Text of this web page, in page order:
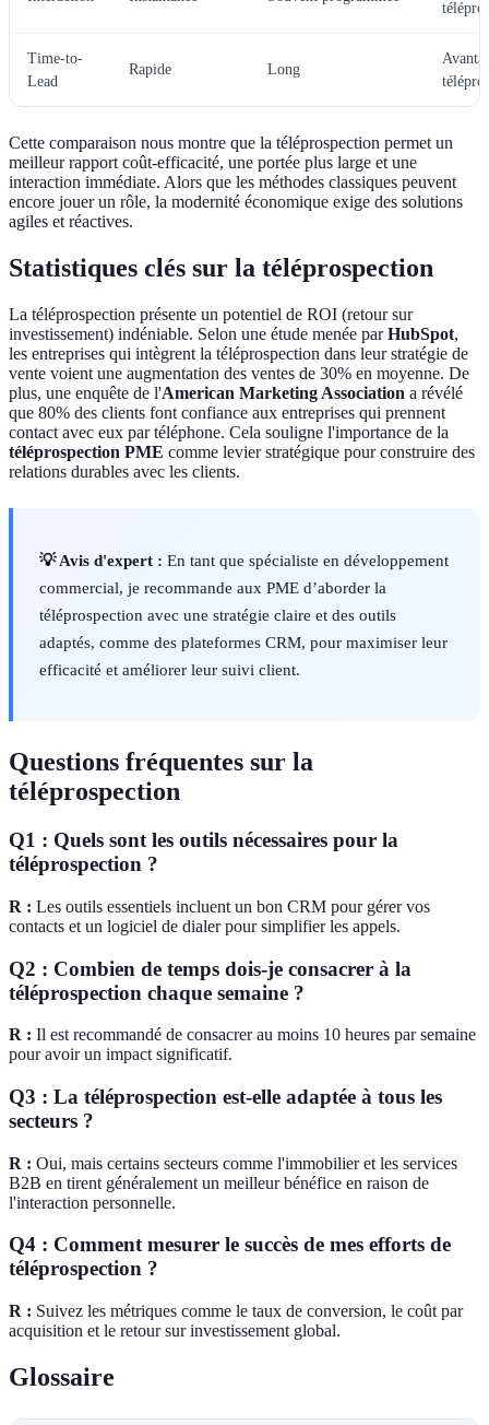
Time-to-
Lead
Rapide Long
Cette comparaison nous montre que la téléprospection permet un
meilleur rapport coût-efficacité, une portée plus large et une
interaction immédiate. Alors que les méthodes classiques peuvent
encore jouer un rôle, la modernité économique exige des solutions
agiles et réactives.
Statistiques clés sur la téléprospection
La téléprospection présente un potentiel de ROI (retour sur
investissement) indéniable. Selon une étude menée parHubSpot,
les entreprises qui intègrent la téléprospection dans leur stratégie de
vente voient une augmentation des ventes de 30% en moyenne. De
plus, une enquête de l'American Marketing Association a révélé
que 80% des clients font confiance aux entreprises qui prennent
contact avec eux par téléphone. Cela souligne l'importance de la
téléprospection PME comme levier stratégique pour construire des
relations durables avec les clients.
💡 Avis d'expert : En tant que spécialiste en développement
commercial, je recommande aux PME d’aborder la
téléprospection avec une stratégie claire et des outils
adaptés, comme des plateformes CRM, pour maximiser leur
efficacité et améliorer leur suivi client.
Questions fréquentes sur la
téléprospection
Q1 : Quels sont les outils nécessaires pour la
téléprospection ?
R : Les outils essentiels incluent un bon CRM pour gérer vos
contacts et un logiciel de dialer pour simplifier les appels.
Q2 : Combien de temps dois-je consacrer à la
téléprospection chaque semaine ?
R : Il est recommandé de consacrer au moins 10 heures par semaine
pour avoir un impact significatif.
Q3 : La téléprospection est-elle adaptée à tous les
secteurs ?
R : Oui, mais certains secteurs comme l'immobilier et les services
B2B en tirent généralement un meilleur bénéfice en raison de
l'interaction personnelle.
Q4 : Comment mesurer le succès de mes efforts de
téléprospection ?
R : Suivez les métriques comme le taux de conversion, le coût par
acquisition et le retour sur investissement global.
Glossaire